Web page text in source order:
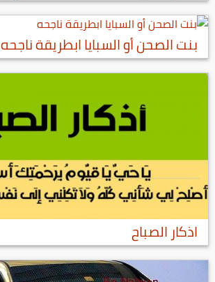
بنت الصحن أو السبايا ابطريقة ناجحه
اذكار الصباح